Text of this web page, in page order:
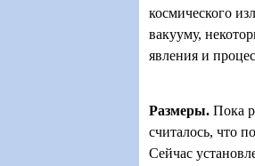
космического
вакууму,
явления и
Размеры. Пока
считалось, что
Сейчас